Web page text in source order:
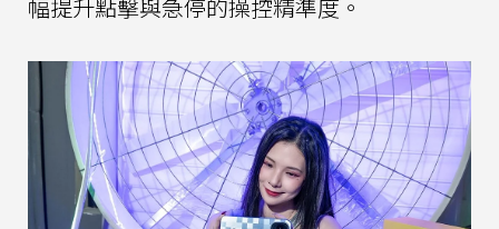
幅提升點擊與急停的操控精準度。